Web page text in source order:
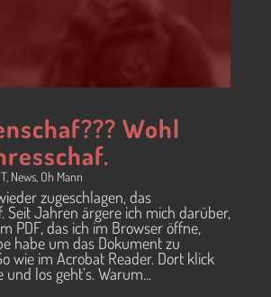
Wohl
, News, Oh Mann
zugeschlagen, das
Seit Jahren ärgere ich mich darüber,
PDF, das ich im Browser öffne,
habe um das Dokument zu
wie im Acrobat Reader. Dort klick
los geht’s. Warum...